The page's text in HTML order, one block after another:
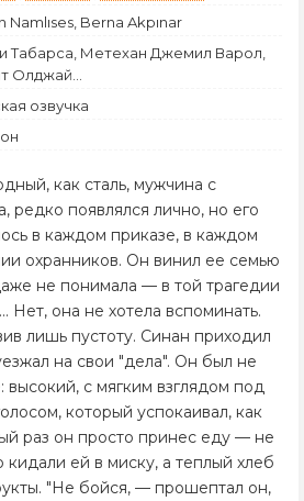
Namlıses, Berna Akpınar
Табарса, Метехан Джемил Варол,
Олджай...
озвучка
как сталь, мужчина с
редко появлялся лично, но его
в каждом приказе, в каждом
охранников. Он винил ее семью
не понимала — в той трагедии
Нет, она не хотела вспоминать.
лишь пустоту. Синан приходил
на свои "дела". Он был не
высокий, с мягким взглядом под
который успокаивал, как
раз он просто принес еду — не
ей в миску, а теплый хлеб
"Не бойся, — прошептал он,